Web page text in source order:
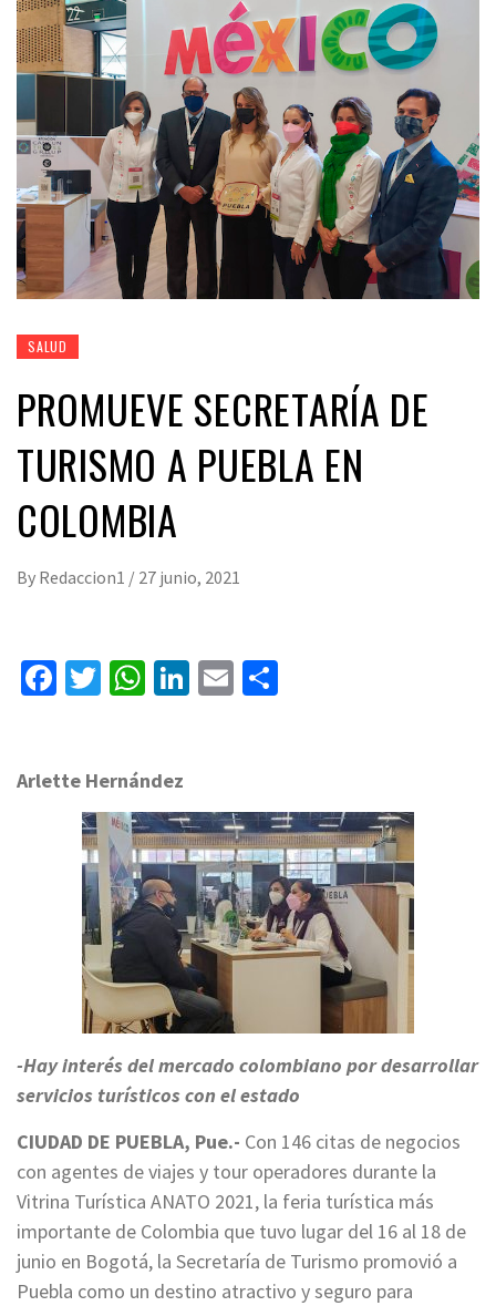
SALUD
PROMUEVE SECRETARÍA DE
TURISMO A PUEBLA EN
COLOMBIA
By Redaccion1 / 27 junio, 2021
Facebook
Twitter
WhatsApp
LinkedIn
Email
Arlette Hernández
-Hay interés del mercado colombiano por desarrollar
servicios turísticos con el estado
CIUDAD DE PUEBLA, Pue.- Con 146 citas de negocios
con agentes de viajes y tour operadores durante la
Vitrina Turística ANATO 2021, la feria turística más
importante de Colombia que tuvo lugar del 16 al 18 de
junio en Bogotá, la Secretaría de Turismo promovió a
Puebla como un destino atractivo y seguro para